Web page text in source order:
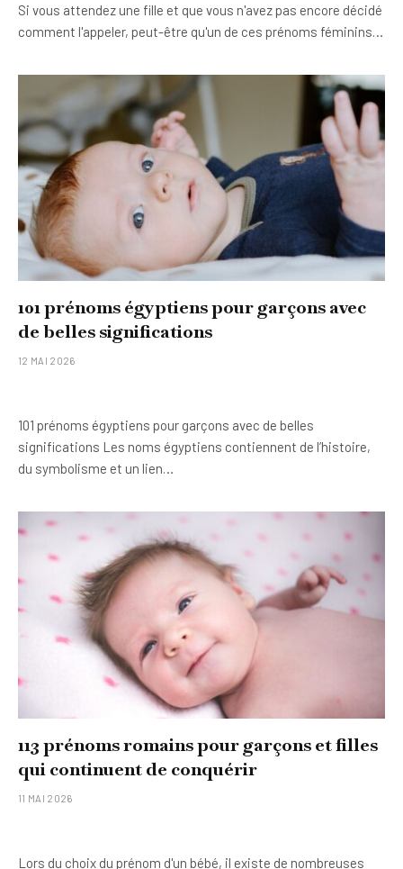
Si vous attendez une fille et que vous n'avez pas encore décidé
comment l'appeler, peut-être qu'un de ces prénoms féminins…
101 prénoms égyptiens pour garçons avec
de belles significations
12 MAI 2026
101 prénoms égyptiens pour garçons avec de belles
significations Les noms égyptiens contiennent de l’histoire,
du symbolisme et un lien…
113 prénoms romains pour garçons et filles
qui continuent de conquérir
11 MAI 2026
Lors du choix du prénom d'un bébé, il existe de nombreuses